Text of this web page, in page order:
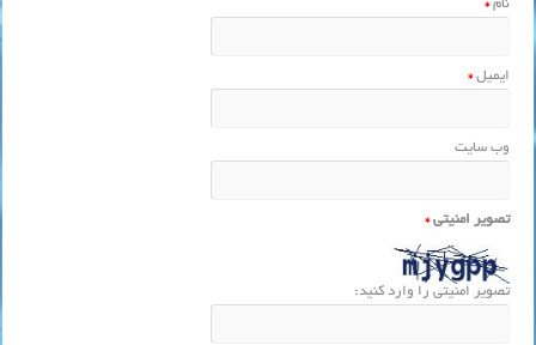
نام*
ایمیل*
وب‌ سایت
تصویر امنیتی*
تصویر امنیتی را وارد کنید: